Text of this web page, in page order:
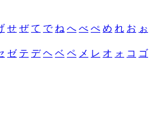
せ ぜ て で ね へ べ ぺ め れ お ぉ
ゼ テ デ ヘ ベ ペ メ レ オ ォ コ ゴ